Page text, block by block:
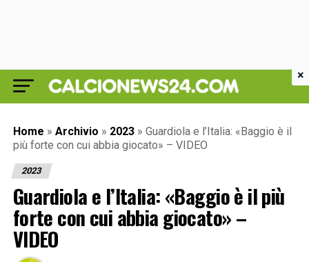
Home » Archivio » 2023 » Guardiola e l’Italia: «Baggio è il
più forte con cui abbia giocato» – VIDEO
2023
Guardiola e l’Italia: «Baggio è il più
forte con cui abbia giocato» –
VIDEO
×